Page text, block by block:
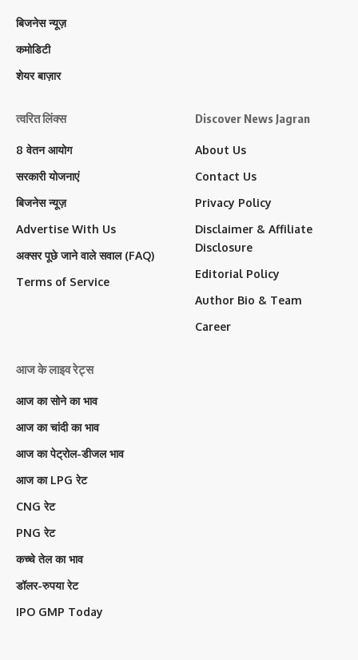
बिजनेस न्यूज़
कमोडिटी
शेयर बाज़ार
त्वरित लिंक्स
8 वेतन आयोग
सरकारी योजनाएं
बिजनेस न्यूज़
Advertise With Us
अक्सर पूछे जाने वाले सवाल (FAQ)
Terms of Service
Discover News Jagran
About Us
Contact Us
Privacy Policy
Disclaimer & Affiliate
Disclosure
Editorial Policy
Author Bio & Team
Career
आज के लाइव रेट्स
आज का सोने का भाव
आज का चांदी का भाव
आज का पेट्रोल-डीजल भाव
आज का LPG रेट
CNG रेट
PNG रेट
कच्चे तेल का भाव
डॉलर-रुपया रेट
IPO GMP Today